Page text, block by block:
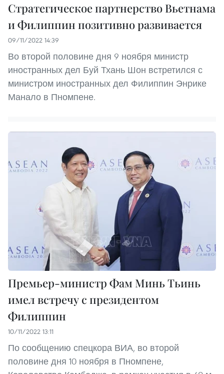
Стратегическое партнерство Вьетнама
и Филиппин позитивно развивается
09/11/2022 14:39
Во второй половине дня 9 ноября министр
иностранных дел Буй Тхань Шон встретился с
министром иностранных дел Филиппин Энрике
Манало в Пномпене.
Премьер-министр Фам Минь Тьинь
имел встречу с президентом
Филиппин
10/11/2022 13:11
По сообщению спецкора ВИА, во второй
половине дня 10 ноября в Пномпене,